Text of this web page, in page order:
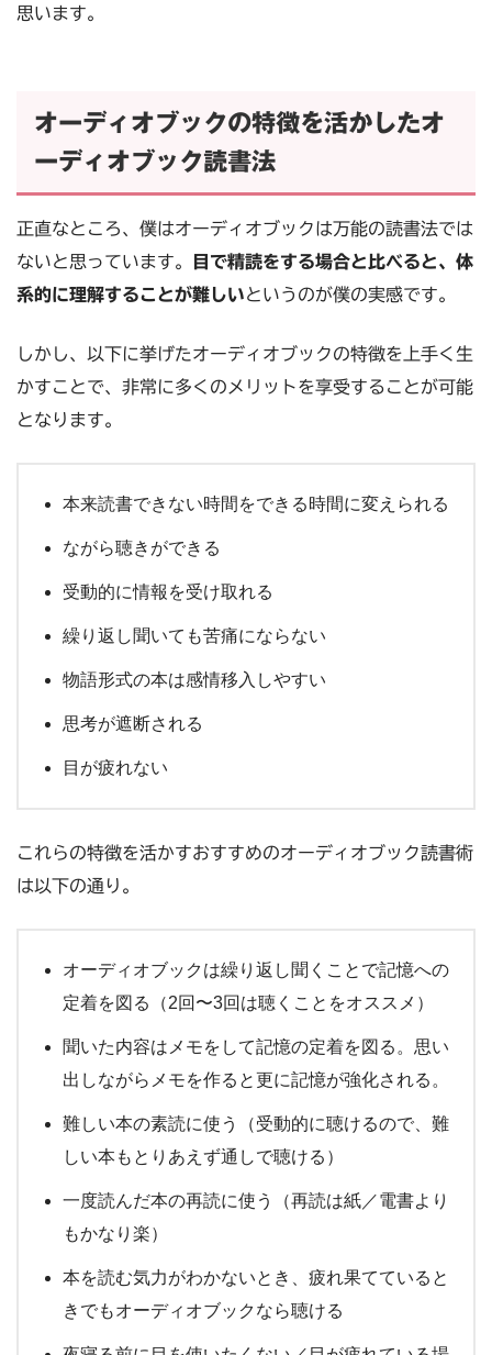
思います。
オーディオブックの特徴を活かしたオ
ーディオブック読書法
正直なところ、僕はオーディオブックは万能の読書法では
ないと思っています。
目で精読をする場合と比べると、体
系的に理解することが難しいというのが僕の実感です。
しかし、以下に挙げたオーディオブックの特徴を上手く生
かすことで、非常に多くのメリットを享受することが可能
となります。
本来読書できない時間をできる時間に変えられる
ながら聴きができる
受動的に情報を受け取れる
繰り返し聞いても苦痛にならない
物語形式の本は感情移入しやすい
思考が遮断される
目が疲れない
これらの特徴を活かすおすすめのオーディオブック読書術
は以下の通り。
オーディオブックは繰り返し聞くことで記憶への
定着を図る（2回〜3回は聴くことをオススメ）
聞いた内容はメモをして記憶の定着を図る。思い
出しながらメモを作ると更に記憶が強化される。
難しい本の素読に使う（受動的に聴けるので、難
しい本もとりあえず通しで聴ける）
一度読んだ本の再読に使う（再読は紙／電書より
もかなり楽）
本を読む気力がわかないとき、疲れ果てていると
きでもオーディオブックなら聴ける